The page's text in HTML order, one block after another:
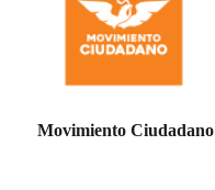
Movimiento Ciudadano